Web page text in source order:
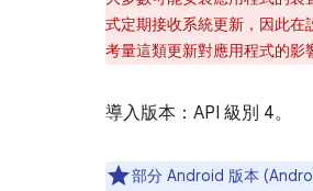
式定期接收系統更新，因此在
考量這類更新對應用程式的影
導入版本：API 級別 4。
部分 Android 版本